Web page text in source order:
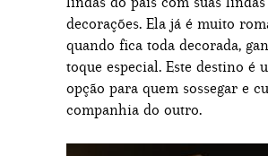
decorações. Ela já é muito
quando fica toda decorada,
toque especial. Este destino é
opção para quem sossegar e
companhia do outro.